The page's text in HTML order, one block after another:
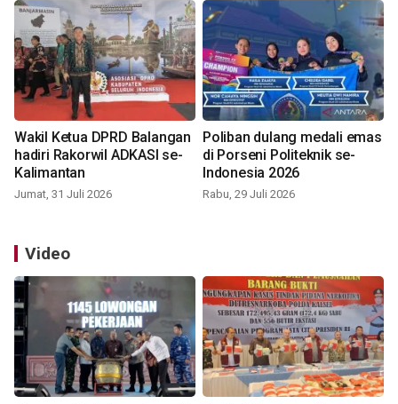
Wakil Ketua DPRD Balangan
hadiri Rakorwil ADKASI se-
Kalimantan
Jumat, 31 Juli 2026
Poliban dulang medali emas
di Porseni Politeknik se-
Indonesia 2026
Rabu, 29 Juli 2026
Video